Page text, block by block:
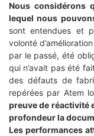
Nous considérons
lequel nous
sont entendues et
volonté
par le passé, été
qui n’avait pas été
des défauts de
repérées par Atem
preuve de réactivité
profondeur la
Les performances